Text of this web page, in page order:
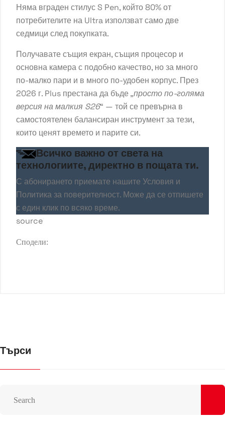
Няма вграден стилус S Pen, който 80% от
потребителите на Ultra използват само две
седмици след покупката.
Получавате същия екран, същия процесор и
основна камера с подобно качество, но за много
по-малко пари и в много по-удобен корпус. През
2026 г. Plus престана да бъде „просто по-голяма
версия на малкия S26“ — той се превърна в
самостоятелен балансиран инструмент за тези,
които ценят времето и парите си.
Всичко важно от света на
технологиите, директно в пощата ти.
С абонирането приемате нашите Условия и
Политика за поверителност. Може да се отпишете
с един клик по всяко време.
source
Сподели:
Търси